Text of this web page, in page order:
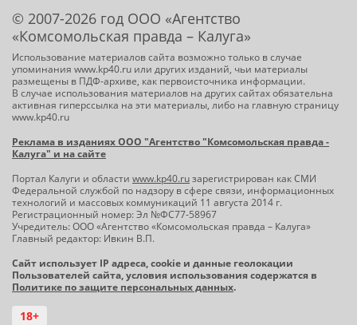
© 2007-2026 год ООО «Агентство
«Комсомольская правда – Калуга»
Использование материалов сайта возможно только в случае
упоминания www.kp40.ru или других изданий, чьи материалы
размещены в ПДФ-архиве, как первоисточника информации.
В случае использования материалов на других сайтах обязательна
активная гиперссылка на эти материалы, либо на главную страницу
www.kp40.ru
Реклама в изданиях ООО "Агентство "Комсомольская правда -
Калуга" и на сайте
Портал Калуги и области www.kp40.ruзарегистрирован как СМИ
Федеральной службой по надзору в сфере связи, информационных
технологий и массовых коммуникаций 11 августа 2014 г.
Регистрационный номер: Эл №ФС77-58967
Учредитель: ООО «Агентство «Комсомольская правда – Калуга»
Главный редактор: Ивкин В.П.
Сайт использует IP адреса, cookie и данные геолокации
Пользователей сайта, условия использования содержатся в
Политике по защите персональных данных.
18+